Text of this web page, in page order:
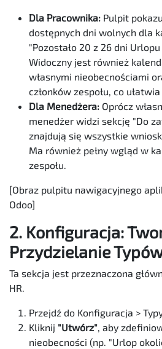
Dla Pracownika: Pulpit
dostępnych dni wolnych dla
"Pozostało 20 z 26 dni
Widoczny jest również
własnymi nieobecnościami
członków zespołu, co
Dla Menedżera: Oprócz
menedżer widzi sekcję "Do
znajdują się wszystkie
Ma również pełny wgląd w
zespołu.
[Obraz pulpitu nawigacyjnego
Odoo]
2. Konfiguracja:
Przydzielanie
Ta sekcja jest przeznaczona
HR.
Przejdź do Konfiguracja >
Kliknij "Utwórz", aby
nieobecności (np. "Urlop